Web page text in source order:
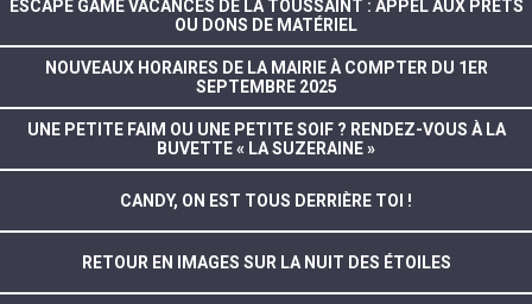
ESCAPE GAME VACANCES DE LA TOUSSAINT : APPEL AUX PRÊTS
OU DONS DE MATÉRIEL
NOUVEAUX HORAIRES DE LA MAIRIE À COMPTER DU 1ER
SEPTEMBRE 2025
UNE PETITE FAIM OU UNE PETITE SOIF ? RENDEZ-VOUS À LA
BUVETTE « LA SUZERAINE »
CANDY, ON EST TOUS DERRIÈRE TOI !
RETOUR EN IMAGES SUR LA NUIT DES ÉTOILES